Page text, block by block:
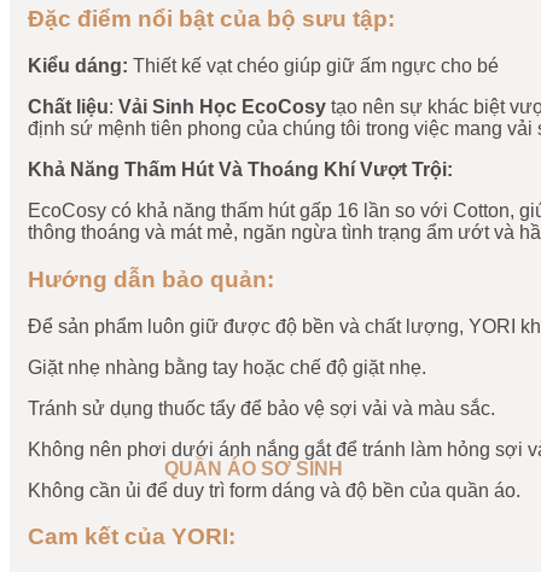
QUẦN ÁO SƠ SINH
Đặc điểm nổi bật của bộ sưu tập:
Kiểu dáng: Thiết kế vạt chéo giúp giữ ấm ngực cho bé
Chất liệu: Vải Sinh Học EcoCosy tạo nên sự khác biệt
định sứ mệnh tiên phong của chúng tôi trong việc mang vải
Khả Năng Thấm Hút Và Thoáng Khí Vượt Trội:
EcoCosy có khả năng thấm hút gấp 16 lần so với Cotton,
thông thoáng và mát mẻ, ngăn ngừa tình trạng ẩm ướt và
Hướng dẫn bảo quản:
Để sản phẩm luôn giữ được độ bền và chất lượng, YORI
Giặt nhẹ nhàng bằng tay hoặc chế độ giặt nhẹ.
Tránh sử dụng thuốc tẩy để bảo vệ sợi vải và màu sắc.
Không nên phơi dưới ánh nắng gắt để tránh làm hỏng sợi
Không cần ủi để duy trì form dáng và độ bền của quần áo.
Cam kết của YORI: